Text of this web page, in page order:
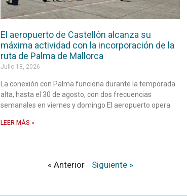
El aeropuerto de Castellón alcanza su
máxima actividad con la incorporación de la
ruta de Palma de Mallorca
Julio 18, 2026
La conexión con Palma funciona durante la temporada
alta, hasta el 30 de agosto, con dos frecuencias
semanales en viernes y domingo El aeropuerto opera
LEER MÁS »
« Anterior Siguiente »